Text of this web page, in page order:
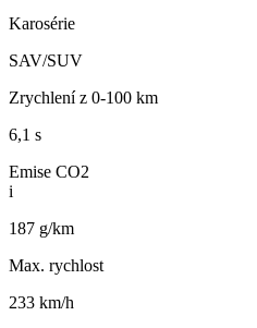
Karosérie
SAV/SUV
Zrychlení z 0-100 km
6,1 s
Emise CO2
i
187 g/km
Max. rychlost
233 km/h